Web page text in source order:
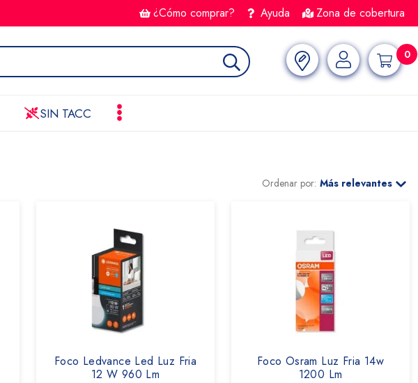
¿Cómo comprar? Ayuda Zona de cobertura
0
SIN TACC
Ordenar por: Más relevantes
Foco Ledvance Led Luz Fria
12 W 960 Lm
Foco Osram Luz Fria 14w
1200 Lm